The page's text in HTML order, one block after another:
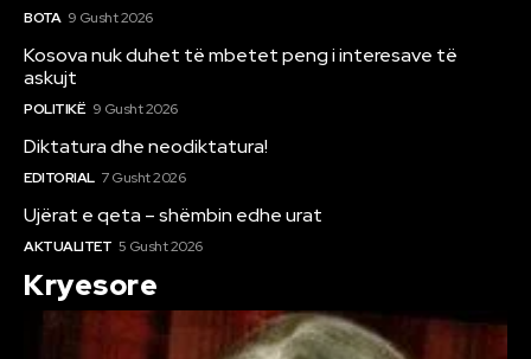
BOTA 9 Gusht 2026
Kosova nuk duhet të mbetet peng i interesave të
askujt
POLITIKË 9 Gusht 2026
Diktatura dhe neodiktatura!
EDITORIAL 7 Gusht 2026
Ujërat e qeta – shëmbin edhe urat
AKTUALITET 5 Gusht 2026
Kryesore